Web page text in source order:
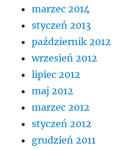
marzec 2014
styczeń 2013
październik 2012
wrzesień 2012
lipiec 2012
maj 2012
marzec 2012
styczeń 2012
grudzień 2011